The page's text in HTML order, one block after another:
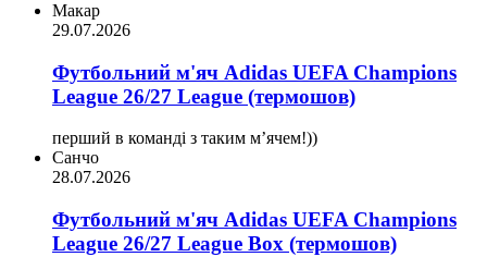
Макар
29.07.2026
Футбольний м'яч Adidas UEFA Champions
League 26/27 League (термошов)
перший в команді з таким мʼячем!))
Санчо
28.07.2026
Футбольний м'яч Adidas UEFA Champions
League 26/27 League Box (термошов)